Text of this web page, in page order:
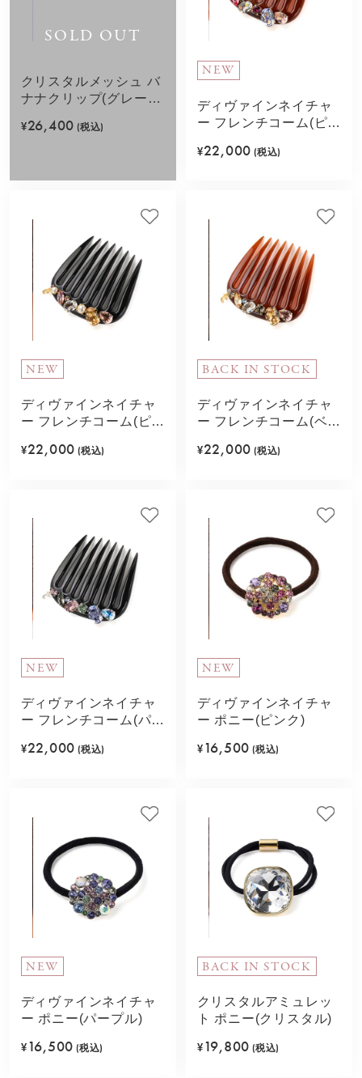
SOLD OUT
クリスタルメッシュ バ
ナナクリップ(グレージ
¥26,400 (税込)
NEW
ディヴァインネイチャ
ー フレンチコーム(ピン
¥22,000 (税込)
NEW
ディヴァインネイチャ
ー フレンチコーム(ピン
¥22,000 (税込)
BACK IN STOCK
ディヴァインネイチャ
ー フレンチコーム(ベー
¥22,000 (税込)
NEW
ディヴァインネイチャ
ー フレンチコーム(パー
¥22,000 (税込)
NEW
ディヴァインネイチャ
ー ポニー(ピンク)
¥ 16,500 (税込)
NEW
ディヴァインネイチャ
ー ポニー(パープル)
¥ 16,500 (税込)
BACK IN STOCK
クリスタルアミュレッ
ト ポニー(クリスタル)
¥ 19,800 (税込)